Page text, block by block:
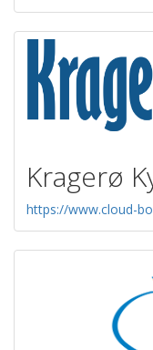
Kragerø
https://www.cloud-